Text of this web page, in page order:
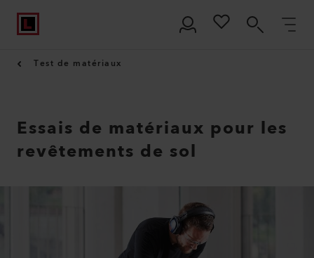
Test de matériaux
Essais de matériaux pour les
revêtements de sol